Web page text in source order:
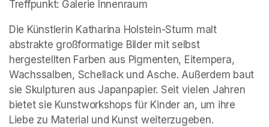
Treffpunkt: Galerie Innenraum
Die Künstlerin Katharina Holstein-Sturm malt
abstrakte großformatige Bilder mit selbst
hergestellten Farben aus Pigmenten, Eitempera,
Wachssalben, Schellack und Asche. Außerdem baut
sie Skulpturen aus Japanpapier. Seit vielen Jahren
bietet sie Kunstworkshops für Kinder an, um ihre
Liebe zu Material und Kunst weiterzugeben.